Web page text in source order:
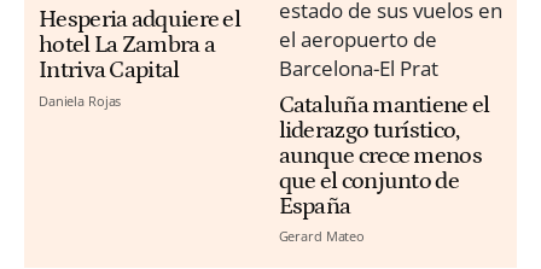
Hesperia adquiere el
hotel La Zambra a
Intriva Capital
Daniela Rojas
Cataluña mantiene el
liderazgo turístico,
aunque crece menos
que el conjunto de
España
Gerard Mateo